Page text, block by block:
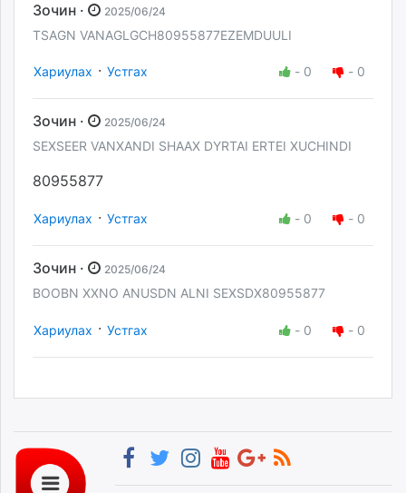
Зочин · 2025/06/24
TSAGN VANAGLGCH80955877EZEMDUULI
Хариулах · Устгах - 0 - 0
Зочин · 2025/06/24
SEXSEER VANXANDI SHAAX DYRTAI ERTEI XUCHINDI
80955877
Хариулах · Устгах - 0 - 0
Зочин · 2025/06/24
BOOBN XXNO ANUSDN ALNI SEXSDX80955877
Хариулах · Устгах - 0 - 0